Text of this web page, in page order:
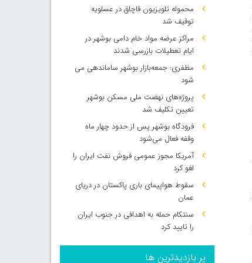
محموله تلویزیون قاچاق در عسلویه
توقیف شد
مراکز عرضه مواد خام دامی بوشهر در
ایام تعطیلات بازرسی شدند
مظفری: جمعه‌بازار بوشهر ساماندهی می‌
شود
پروژه‌های نهضت ملی مسکن بوشهر
تعیین تکلیف شد
فرودگاه بوشهر پس از حدود چهار ماه
وقفه فعال می‌شود
آمریکا مجوز عمومی فروش نفت ایران را
لغو کرد
سقوط هواپیمای باری پاکستان در دریای
عمان
سنتکام حمله به اهدافی در جنوب ایران
را تایید کرد
پر بازدیدترین ها